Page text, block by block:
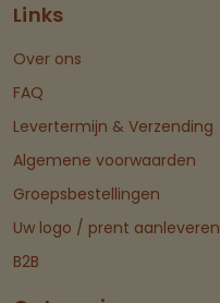
Links
Over ons
FAQ
Levertermijn & Verzending
Algemene voorwaarden
Groepsbestellingen
Uw logo / prent aanleveren
B2B